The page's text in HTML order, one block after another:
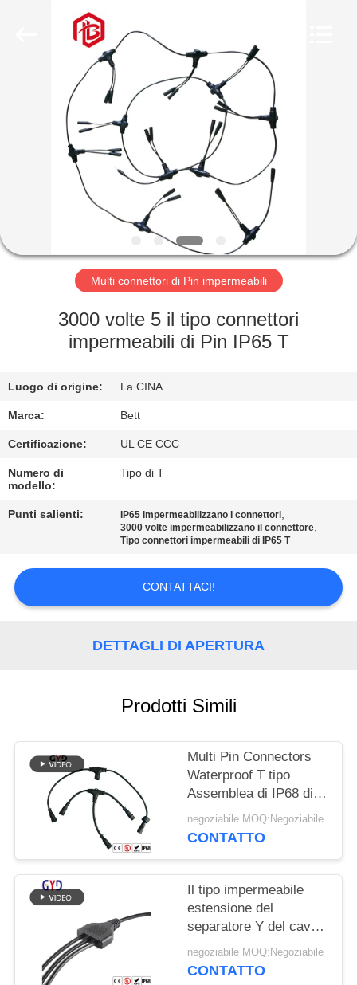
PRODOTTI
GIRO
FABBRICA
DI
QUALITÀ
MAPPA
DEL
SITO
PRIVACY
POLICY
Multi connettori di Pin impermeabili
3000 volte 5 il tipo connettori
impermeabili di Pin IP65 T
Luogo di origine: La CINA
Marca: Bett
Certificazione: UL CE CCC
Numero di
modello:
Tipo di T
Punti salienti: IP65 impermeabilizzano i connettori,
3000 volte impermeabilizzano il connettore,
Tipo connettori impermeabili di IP65 T
CONTATTACI!
DETTAGLI DI APERTURA
Prodotti Simili
Multi Pin Connectors
Waterproof T tipo
Assemblea di IP68 di
misura della vite
negoziabile MOQ:Negoziabile
CONTATTO
Il tipo impermeabile
estensione del
separatore Y del cavo
principale cabla 2 Pin
Wire Connectors
negoziabile MOQ:Negoziabile
CONTATTO